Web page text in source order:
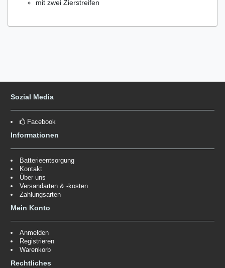
mit zwei Zierstreifen
Sozial Media
Facebook
Informationen
Batterieentsorgung
Kontakt
Über uns
Versandarten & -kosten
Zahlungsarten
Mein Konto
Anmelden
Registrieren
Warenkorb
Rechtliches